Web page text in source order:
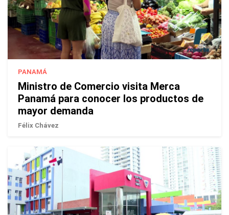
PANAMÁ
Ministro de Comercio visita Merca
Panamá para conocer los productos de
mayor demanda
Félix Chávez